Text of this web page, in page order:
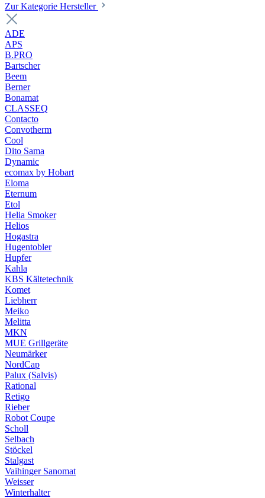
Zur Kategorie Hersteller
ADE
APS
B.PRO
Bartscher
Beem
Berner
Bonamat
CLASSEQ
Contacto
Convotherm
Cool
Dito Sama
Dynamic
ecomax by Hobart
Eloma
Eternum
Etol
Helia Smoker
Helios
Hogastra
Hugentobler
Hupfer
Kahla
KBS Kältetechnik
Komet
Liebherr
Meiko
Melitta
MKN
MUE Grillgeräte
Neumärker
NordCap
Palux (Salvis)
Rational
Retigo
Rieber
Robot Coupe
Scholl
Selbach
Stöckel
Stalgast
Vaihinger Sanomat
Weisser
Winterhalter